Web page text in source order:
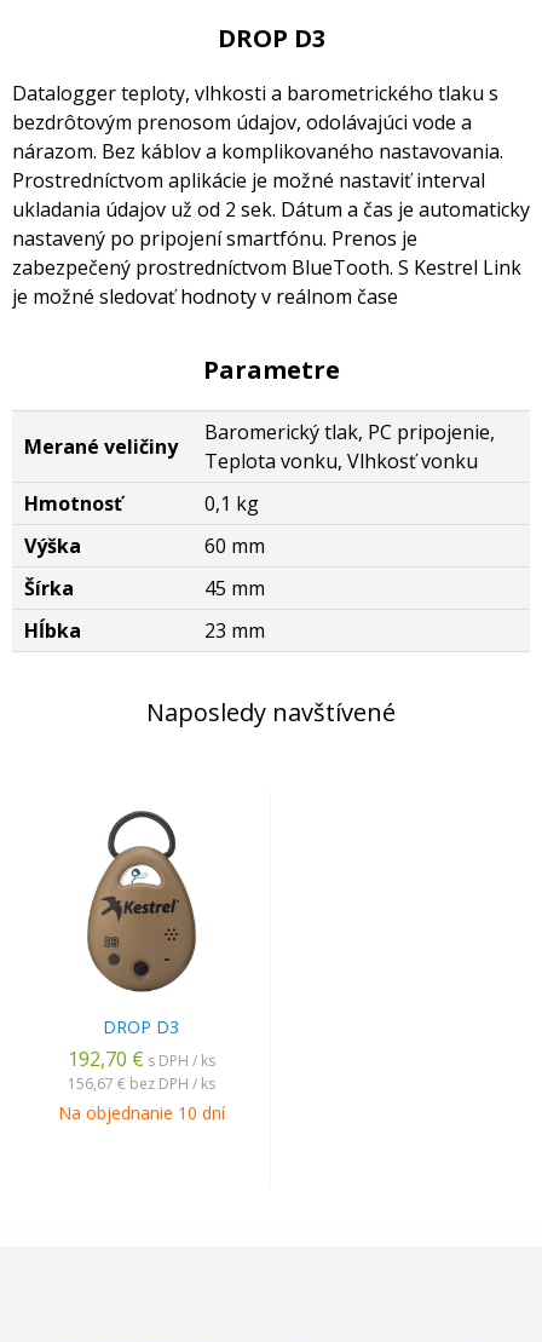
DROP D3
Datalogger teploty, vlhkosti a barometrického tlaku s
bezdrôtovým prenosom údajov, odolávajúci vode a
nárazom. Bez káblov a komplikovaného nastavovania.
Prostredníctvom aplikácie je možné nastaviť interval
ukladania údajov už od 2 sek. Dátum a čas je automaticky
nastavený po pripojení smartfónu. Prenos je
zabezpečený prostredníctvom BlueTooth. S Kestrel Link
je možné sledovať hodnoty v reálnom čase
Parametre
Merané veličiny
Baromerický tlak, PC pripojenie,
Teplota vonku, Vlhkosť vonku
Hmotnosť
0,1 kg
Výška
60 mm
Šírka
45 mm
Hĺbka
23 mm
Naposledy navštívené
DROP D3
192,70 € s DPH / ks
156,67 € bez DPH / ks
Na objednanie 10 dní